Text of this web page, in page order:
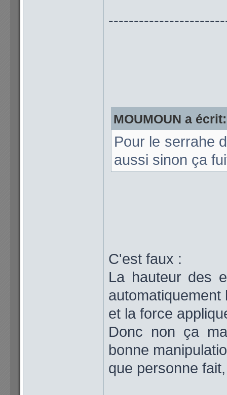
MOUMOUN a écrit:
Pour le serrahe
aussi sinon ça
C'est faux :
La hauteur des
et la force
Donc non ça
bonne
que personne